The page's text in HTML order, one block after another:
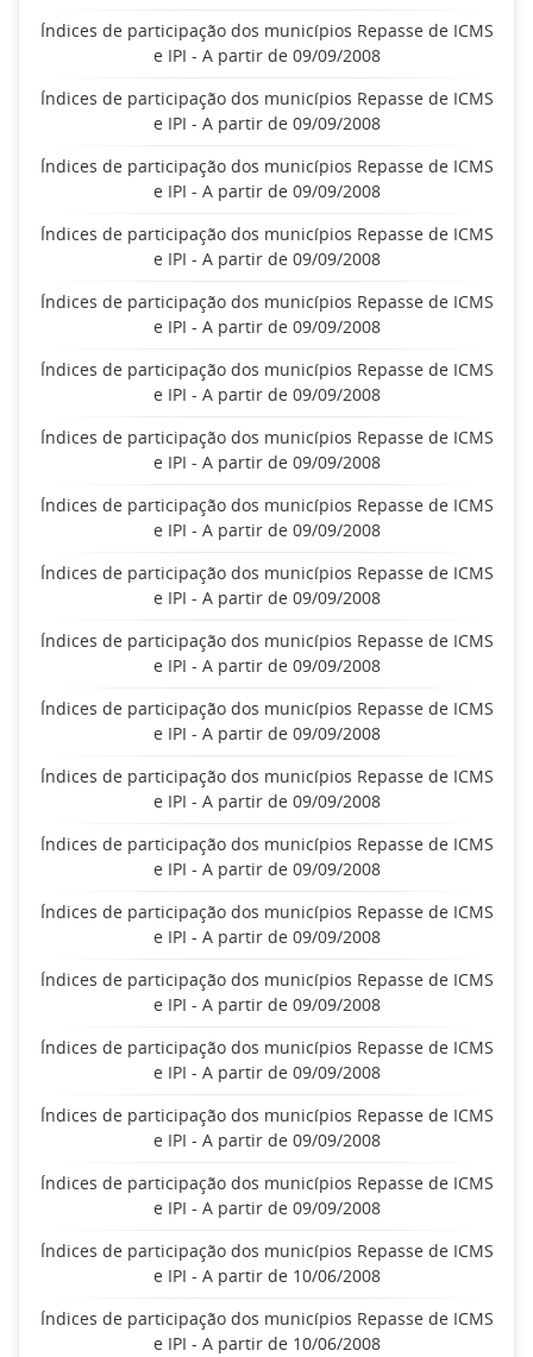
Índices de participação dos municípios Repasse de ICMS
e IPI - A partir de 09/09/2008
Índices de participação dos municípios Repasse de ICMS
e IPI - A partir de 09/09/2008
Índices de participação dos municípios Repasse de ICMS
e IPI - A partir de 09/09/2008
Índices de participação dos municípios Repasse de ICMS
e IPI - A partir de 09/09/2008
Índices de participação dos municípios Repasse de ICMS
e IPI - A partir de 09/09/2008
Índices de participação dos municípios Repasse de ICMS
e IPI - A partir de 09/09/2008
Índices de participação dos municípios Repasse de ICMS
e IPI - A partir de 09/09/2008
Índices de participação dos municípios Repasse de ICMS
e IPI - A partir de 09/09/2008
Índices de participação dos municípios Repasse de ICMS
e IPI - A partir de 09/09/2008
Índices de participação dos municípios Repasse de ICMS
e IPI - A partir de 09/09/2008
Índices de participação dos municípios Repasse de ICMS
e IPI - A partir de 09/09/2008
Índices de participação dos municípios Repasse de ICMS
e IPI - A partir de 09/09/2008
Índices de participação dos municípios Repasse de ICMS
e IPI - A partir de 09/09/2008
Índices de participação dos municípios Repasse de ICMS
e IPI - A partir de 09/09/2008
Índices de participação dos municípios Repasse de ICMS
e IPI - A partir de 09/09/2008
Índices de participação dos municípios Repasse de ICMS
e IPI - A partir de 09/09/2008
Índices de participação dos municípios Repasse de ICMS
e IPI - A partir de 09/09/2008
Índices de participação dos municípios Repasse de ICMS
e IPI - A partir de 09/09/2008
Índices de participação dos municípios Repasse de ICMS
e IPI - A partir de 10/06/2008
Índices de participação dos municípios Repasse de ICMS
e IPI - A partir de 10/06/2008